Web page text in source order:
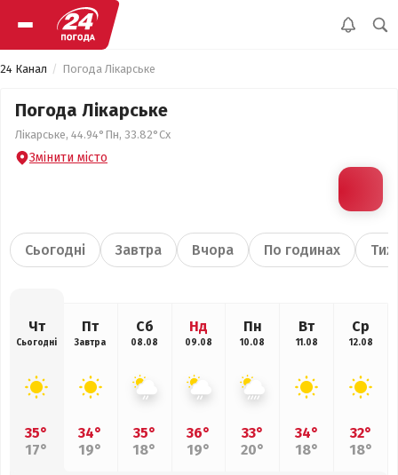
24 Канал Погода Лікарське
Погода Лікарське
Лікарське, 44.94°Пн, 33.82°Сх
Змінити місто
Сьогодні Завтра Вчора По годинах
Чт
Сьогодні
35°
17°
Пт
Завтра
34°
19°
Сб
08.08
35°
18°
Нд
09.08
36°
19°
Пн
10.08
33°
20°
Вт
11.08
34°
18°
Ср
12.08
32°
18°